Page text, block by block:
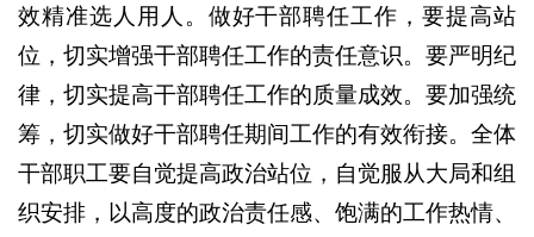
效精准选人用人。做好干部聘任工作，要提高站
位，切实增强干部聘任工作的责任意识。要严明纪
律，切实提高干部聘任工作的质量成效。要加强统
筹，切实做好干部聘任期间工作的有效衔接。全体
干部职工要自觉提高政治站位，自觉服从大局和组
织安排，以高度的政治责任感、饱满的工作热情、